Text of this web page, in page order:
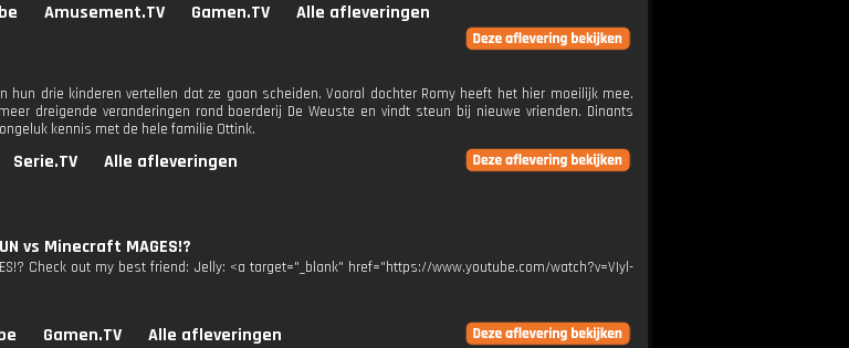
Amusement.TV Gamen.TV Alle afleveringen
hun drie kinderen vertellen dat ze gaan scheiden. Vooral dochter Romy heeft het hier moeilijk mee.
dreigende veranderingen rond boerderij De Weuste en vindt steun bij nieuwe vrienden. Dinants
kennis met de hele familie Ottink.
Serie.TV Alle afleveringen
vs Minecraft MAGES!?
Check out my best friend: Jelly: <a target="_blank" href="https://www.youtube.com/watch?v=VIyl-
Gamen.TV Alle afleveringen